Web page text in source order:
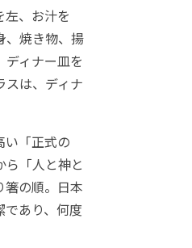
、お汁を
、焼き物、揚
ィナー皿を
スは、ディナ
「正式の
「人と神と
箸の順。日本
あり、何度